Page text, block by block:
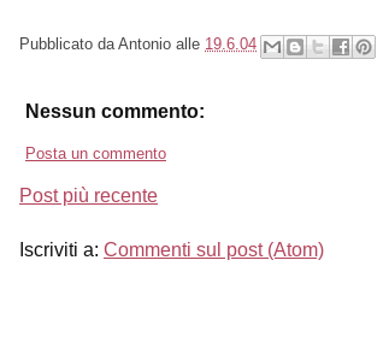
Pubblicato da Antonio alle 19.6.04
Nessun commento:
Posta un commento
Post più recente
Iscriviti a: Commenti sul post (Atom)